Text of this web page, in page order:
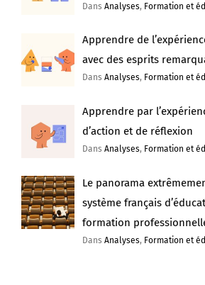
DansAnalyses, Formation et
Apprendre de
avec des esprits
DansAnalyses, Formation et
Apprendre par
d’action et de réflexion
DansAnalyses, Formation et
Le panorama
système français
formation
DansAnalyses, Formation et